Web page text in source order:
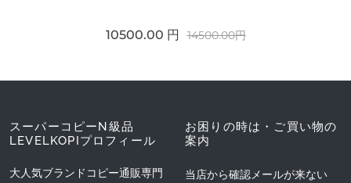
10500.00 円 14500.00円
スーパーコピーN級品
LEVELKOPIプロフィール
大人気ブランドコピー通販専門
お困りの時は・ご買い物の
案内
当店から確認メールが来ない